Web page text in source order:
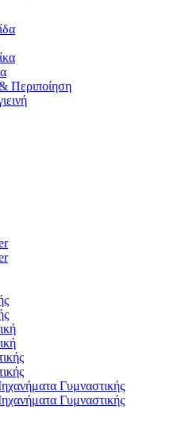
Περιποίηση
Γυμναστικής
Γυμναστικής